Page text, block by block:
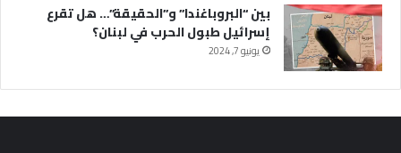
بين “البروباغندا” و”الحقيقة”… هل تقرع
إسرائيل طبول الحرب في لبنان؟
يونيو 7, 2024